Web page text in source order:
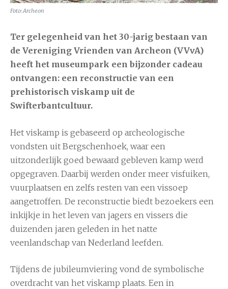
Foto: Archeon
Ter gelegenheid van het 30-jarig bestaan van
de Vereniging Vrienden van Archeon (VVvA)
heeft het museumpark een bijzonder cadeau
ontvangen: een reconstructie van een
prehistorisch viskamp uit de
Swifterbantcultuur.
Het viskamp is gebaseerd op archeologische
vondsten uit Bergschenhoek, waar een
uitzonderlijk goed bewaard gebleven kamp werd
opgegraven. Daarbij werden onder meer visfuiken,
vuurplaatsen en zelfs resten van een vissoep
aangetroffen. De reconstructie biedt bezoekers een
inkijkje in het leven van jagers en vissers die
duizenden jaren geleden in het natte
veenlandschap van Nederland leefden.
Tijdens de jubileumviering vond de symbolische
overdracht van het viskamp plaats. Een in